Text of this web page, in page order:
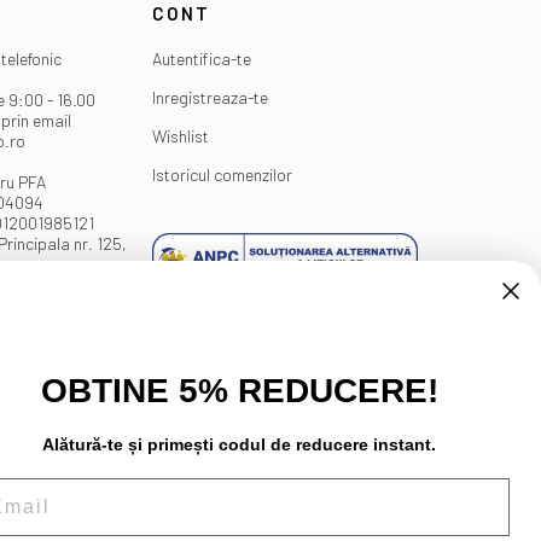
9:00 - 16.00
email
PFA
nr. 125,
CONT
Autentifica-te
Inregistreaza-te
Wishlist
Istoricul comenzilor
OBTINE 5% REDUCERE!
Alătură-te și primești codul de reducere instant.